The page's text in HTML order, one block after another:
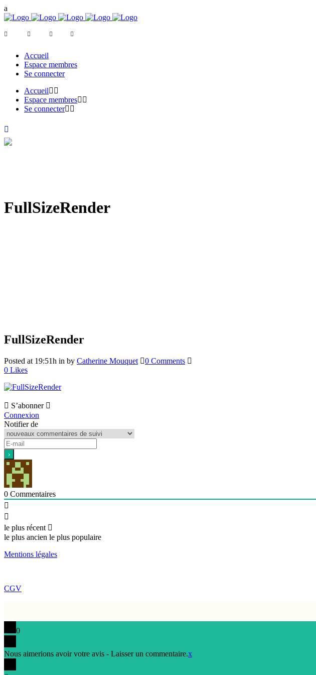
Accueil
Espace membres
Se connecter
Accueil
Espace membres
Se connecter
FullSizeRender
FullSizeRender
Posted at 19:51h in by Catherine Mouquet
0 Comments
0 Likes
S’abonner
Connexion
Notifier de
0 Commentaires
le plus récent
le plus ancien le plus populaire
Mentions légales
CGV
0
Nous aimerions avoir votre avis - Laisser un commentaire.x